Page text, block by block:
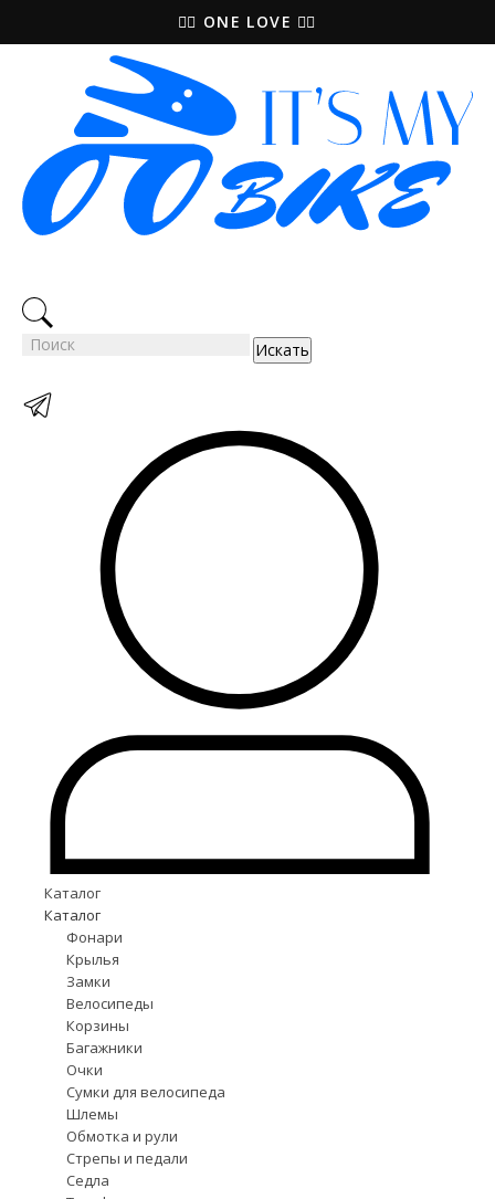
🚵‍♀️ ONE LOVE 🚴‍♀️
Искать
Каталог
Каталог
Фонари
Крылья
Замки
Велосипеды
Корзины
Багажники
Очки
Сумки для велосипеда
Шлемы
Обмотка и рули
Стрепы и педали
Седла